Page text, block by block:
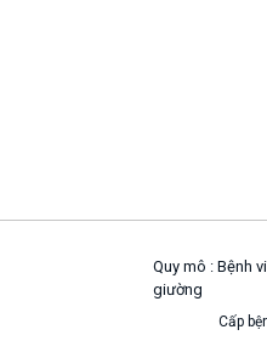
Quy mô :Bệnh
giường
Cấp